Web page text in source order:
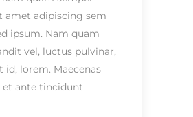
amet adipiscing sem
ipsum. Nam quam
vel, luctus pulvinar,
id, lorem. Maecenas
et ante tincidunt